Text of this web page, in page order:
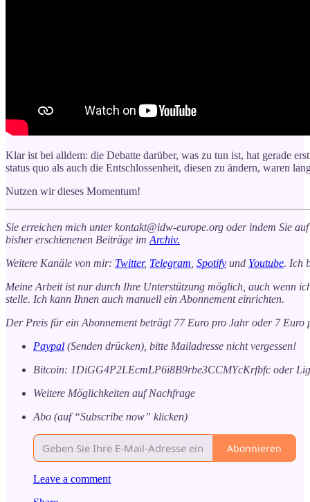
Klar ist bei alldem: die Debatte darüber, was zu tun ist, hat gerade
status quo als auch die Entschlossenheit, diesen zu ändern, waren
Nutzen wir dieses Momentum!
Sie erreichen mich unter kontakt@idw-europe.org oder indem Sie
bisher erschienenen Beiträge im Archiv.
Weitere Kanäle von mir: Twitter, Telegram Spotify und Youtube. Ich
Meine Arbeit ist nur durch Ihre Unterstützung möglich, auch wenn
stelle. Ich kann Ihnen auch manuell ein Abonnement einrichten.
Der Preis für ein Abonnement beträgt 77 Euro pro Jahr oder 7 Euro
Paypal (Senden drücken), bitte Mailadresse nicht vergessen!
Bitcoin: 1DiGG4P2LEcmLP6i8B9rbe3CCMYcKrfbfc oder
Weitere Möglichkeiten auf Nachfrage
Abo (auf “Subscribe now” klicken)
Abonnieren
Leave a comment